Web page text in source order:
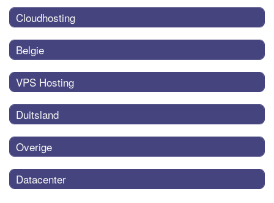
Cloudhosting
Belgie
VPS Hosting
Duitsland
Overige
Datacenter